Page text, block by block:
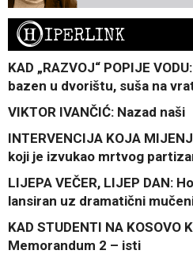
HIPERLINK
KAD „RAZVOJ“ POPIJE
bazen u dvorištu, suša na
VIKTOR IVANČIĆ: Nazad naši
INTERVENCIJA KOJA
koji je izvukao mrtvog
LIJEPA VEČER, LIJEP DAN:
lansiran uz dramatični
KAD STUDENTI NA KOSOVO
Memorandum 2 – isti